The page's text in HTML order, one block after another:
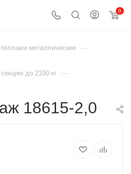
0
металлические —
до 2100 кг —
18615-2,0